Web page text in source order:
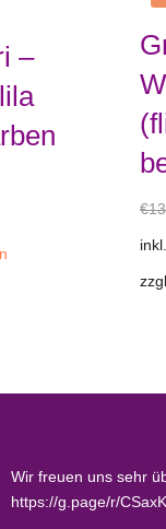
–
€
Wir freuen uns sehr
https://g.page/r/